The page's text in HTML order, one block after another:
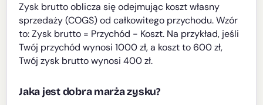
Zysk brutto oblicza się odejmując koszt własny
sprzedaży (COGS) od całkowitego przychodu. Wzór
to: Zysk brutto = Przychód - Koszt. Na przykład, jeśli
Twój przychód wynosi 1000 zł, a koszt to 600 zł,
Twój zysk brutto wynosi 400 zł.
Jaka jest dobra marża zysku?